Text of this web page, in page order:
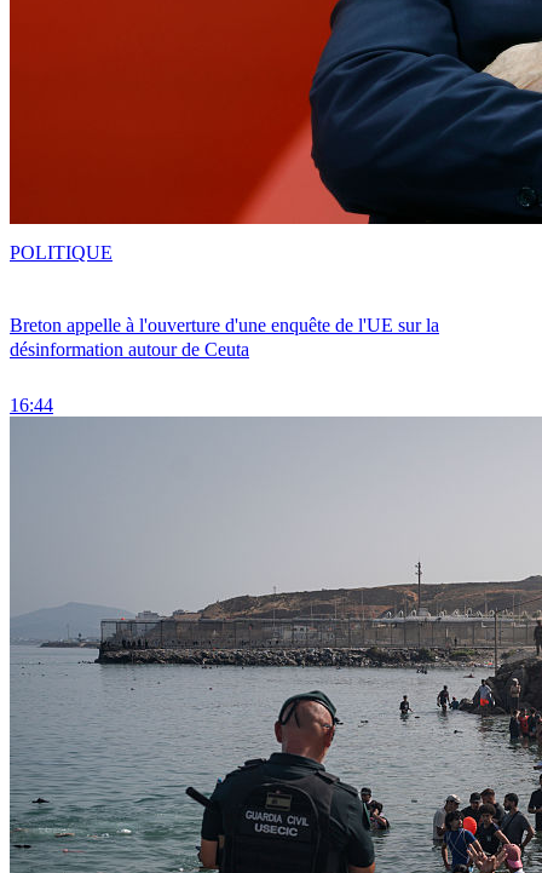
Breton appelle à l'ouverture d'une enquête de l'UE sur la
désinformation autour de Ceuta
16:44
POLITIQUE